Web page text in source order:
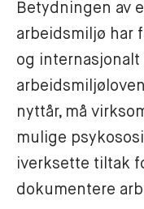
Betydningen av
arbeidsmiljø har
og internasjonalt
nyttår, må
mulige
iverksette tiltak
dokumentere